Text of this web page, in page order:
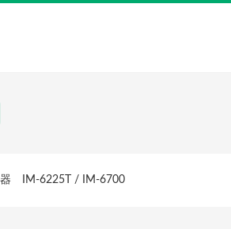
IM-6225T / IM-6700